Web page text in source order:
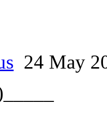
24 May